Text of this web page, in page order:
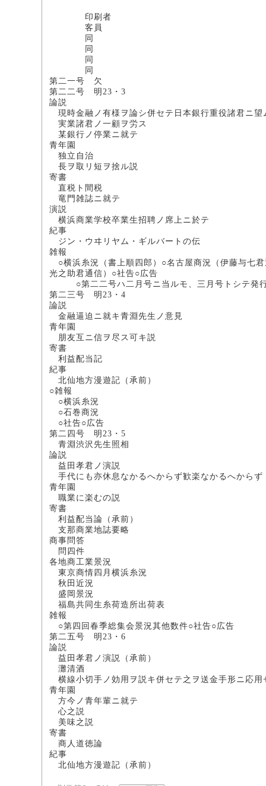
印刷者
客員 尾
同 穂
同 阪
同 穂
同 村
第二一号 欠
第二二号 明23・3
論説
現時金融ノ有様ヲ論シ併セテ日本
実業諸君ノ一顧ヲ労
某銀行ノ停業ニ
青年園
独立自治
長ヲ取リ短ヲ捨
寄書
直税ト間税
竜門雑誌ニ
演説
横浜商業学校卒業生招聘ノ席
紀事
ジン・ウヰリヤム・ギルバートの伝
雑報
○横浜糸況（書上順四郎）○名古屋商況（伊藤与七
光之助君通信）○社告○広告
○第二二号ハ二月号ニ当ルモ、三月号トシテ発行
第二三号 明23・4
論説
金融逼迫ニ就キ青淵先生ノ意見
青年園
朋友互ニ信ヲ尽
寄書
利益配当記
紀事
北仙地方漫遊記（
○雑報
○横浜糸況 （書上
○石巻商況 （西脇
○社告○広告
第二四号 明23・5
青淵渋沢先生照相
論説
益田孝君ノ演説
手代にも亦休息なかるへからず
青年園
職業に楽むの
寄書
利益配当論（承
支那商業地誌要
商事問答
問四件 広
各地商工業景況
東京商情四月横浜糸
秋田近況 太
盛岡景況 武
福島共同生糸荷造所出荷表
雑報
○第四回春季総集会景況其他数件○社告○広告
第二五号 明23・6
論説
益田孝君ノ演説（承前）
灘清酒
横線小切手ノ効用ヲ説キ併セテ之ヲ送金
青年園
方今ノ青年輩
心之説
美味之
寄書
商人道徳論
紀事
北仙地方漫遊記（